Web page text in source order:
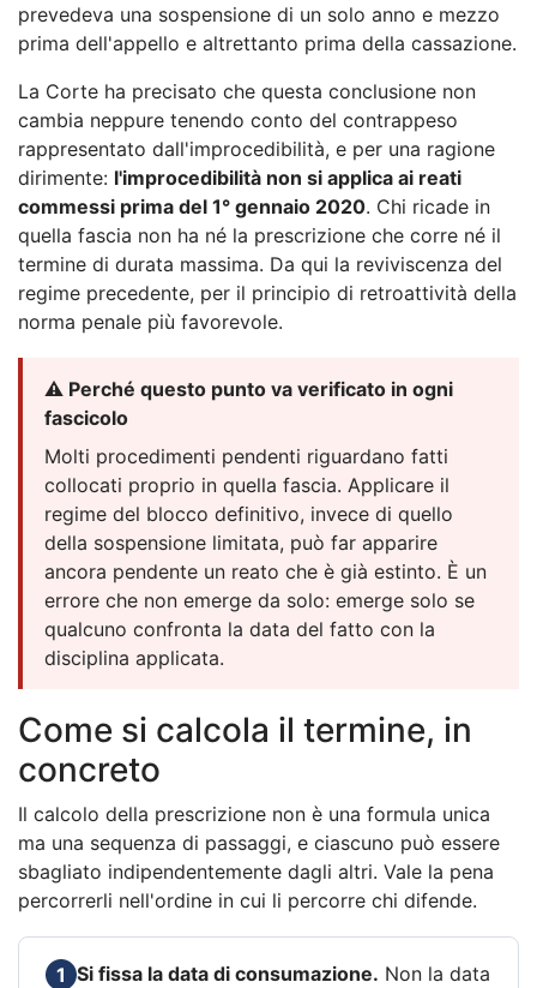
prevedeva una sospensione di un solo anno e mezzo
prima dell'appello e altrettanto prima della cassazione.
La Corte ha precisato che questa conclusione non
cambia neppure tenendo conto del contrappeso
rappresentato dall'improcedibilità, e per una ragione
dirimente: l'improcedibilità non si applica ai reati
commessi prima del 1° gennaio 2020. Chi ricade in
quella fascia non ha né la prescrizione che corre né il
termine di durata massima. Da qui la reviviscenza del
regime precedente, per il principio di retroattività della
norma penale più favorevole.
⚠️ Perché questo punto va verificato in ogni
fascicolo
Molti procedimenti pendenti riguardano fatti
collocati proprio in quella fascia. Applicare il
regime del blocco definitivo, invece di quello
della sospensione limitata, può far apparire
ancora pendente un reato che è già estinto. È un
errore che non emerge da solo: emerge solo se
qualcuno confronta la data del fatto con la
disciplina applicata.
Come si calcola il termine, in
concreto
Il calcolo della prescrizione non è una formula unica
ma una sequenza di passaggi, e ciascuno può essere
sbagliato indipendentemente dagli altri. Vale la pena
percorrerli nell'ordine in cui li percorre chi difende.
1 Si fissa la data di consumazione. Non la data